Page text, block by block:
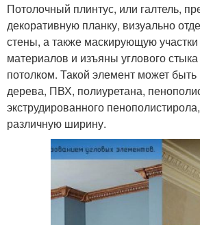
Потолочный плинтус, или галтель,
декоративную планку, визуально
стены, а также маскирующую
материалов и изъяны углового
потолком. Такой элемент может быть
дерева, ПВХ, полиуретана,
экструдированного
различную ширину.